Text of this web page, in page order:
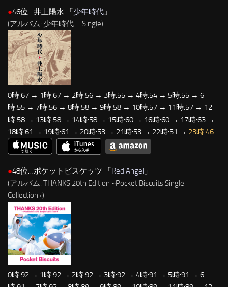
●46位…井上陽水 「少年時代 」
(アルバム: 少年時代 – Single)
0時:67 → 1時:67 → 2時:56 → 3時:55 → 4時:54 → 5時:55 → 6
時:55 → 7時:56 → 8時:58 → 9時:58 → 10時:57 → 11時:57 → 12
時:58 → 13時:58 → 14時:58 → 15時:60 → 16時:60 → 17時:63 →
18時:61 → 19時:61 → 20時:53 → 21時:53 → 22時:51 → 23時:46
●48位…ポケットビスケッツ 「Red Angel 」
(アルバム: THANKS 20th Edition ~Pocket Biscuits Single
Collection+)
0時:92 → 1時:92 → 2時:92 → 3時:92 → 4時:91 → 5時:91 → 6